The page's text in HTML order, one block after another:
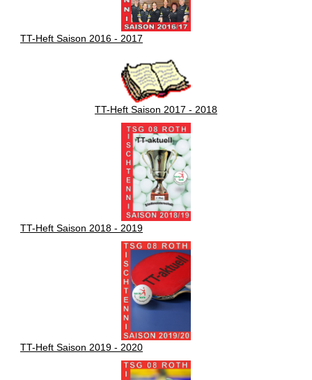
TT-Heft Saison 2016 - 2017
TT-Heft Saison 2017 - 2018
TT-Heft Saison 2018 - 2019
TT-Heft Saison 2019 - 2020